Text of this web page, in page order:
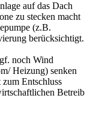
auf das Dach
zu stecken macht
(z.B.
berücksichtigt.
noch Wind
Heizung) senken
Entschluss
Betreib